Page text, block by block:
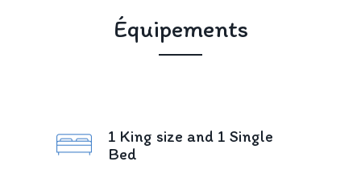
Équipements
1 King size and 1 Single
Bed